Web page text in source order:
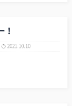
！
2021.10.10